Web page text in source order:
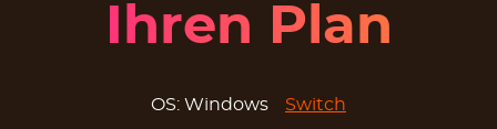
Ihren Plan
OS: Windows Switch